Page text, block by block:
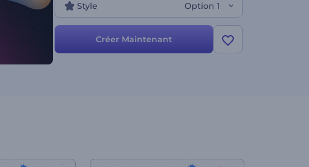
d'autres choses encore. Essayez-le maintenant !
Style Option 1
Créer Maintenant